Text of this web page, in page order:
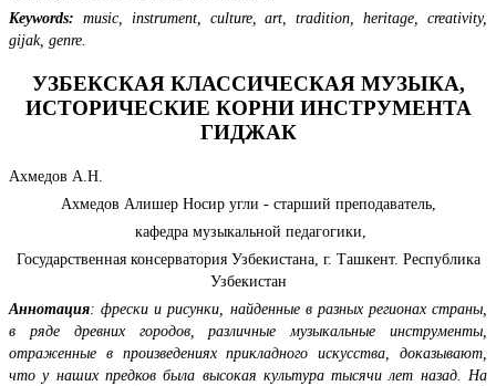
Keywords: music, instrument, culture, art, tradition, heritage, creativity,
gijak, genre.
УЗБЕКСКАЯ КЛАССИЧЕСКАЯ МУЗЫКА,
ИСТОРИЧЕСКИЕ КОРНИ ИНСТРУМЕНТА
ГИДЖАК
Ахмедов А.Н.
Ахмедов Алишер Носир угли - старший преподаватель,
кафедра музыкальной педагогики,
Государственная консерватория Узбекистана, г. Ташкент. Республика
Узбекистан
Аннотация: фрески и рисунки, найденные в разных регионах страны,
в ряде древних городов, различные музыкальные инструменты,
отраженные в произведениях прикладного искусства, доказывают,
что у наших предков была высокая культура тысячи лет назад. На